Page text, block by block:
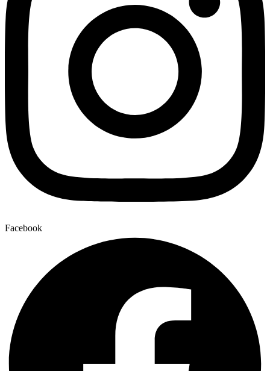
Facebook